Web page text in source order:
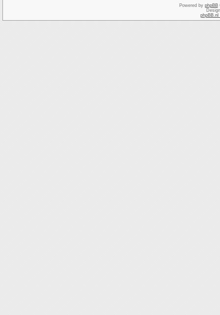
Powered by phpBB
phpBB.nl